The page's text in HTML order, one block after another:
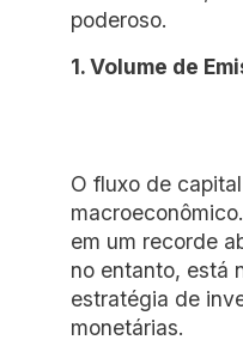
poderoso.
1. Volume de
O fluxo de
em um recorde
no entanto, está
estratégia de
monetárias.